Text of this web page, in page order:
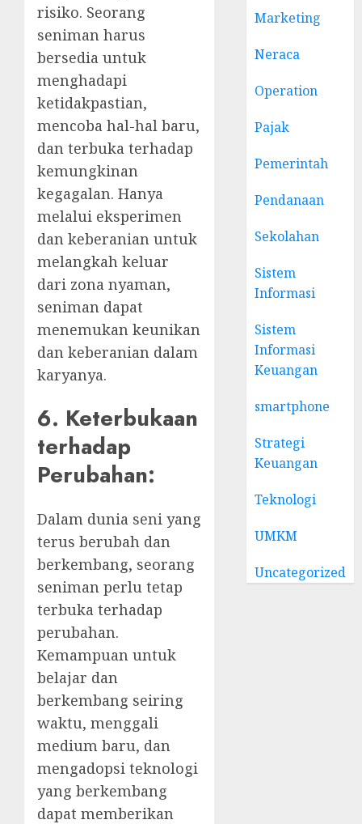
risiko. Seorang
seniman harus
bersedia untuk
menghadapi
ketidakpastian,
mencoba hal-hal baru,
dan terbuka terhadap
kemungkinan
kegagalan. Hanya
melalui eksperimen
dan keberanian untuk
melangkah keluar
dari zona nyaman,
seniman dapat
menemukan keunikan
dan keberanian dalam
karyanya.
6. Keterbukaan
terhadap
Perubahan:
Dalam dunia seni yang
terus berubah dan
berkembang, seorang
seniman perlu tetap
terbuka terhadap
perubahan.
Kemampuan untuk
belajar dan
berkembang seiring
waktu, menggali
medium baru, dan
mengadopsi teknologi
yang berkembang
dapat memberikan
Marketing
Neraca
Operation
Pajak
Pemerintah
Pendanaan
Sekolahan
Sistem
Informasi
Sistem
Informasi
Keuangan
smartphone
Strategi
Keuangan
Teknologi
UMKM
Uncategorized